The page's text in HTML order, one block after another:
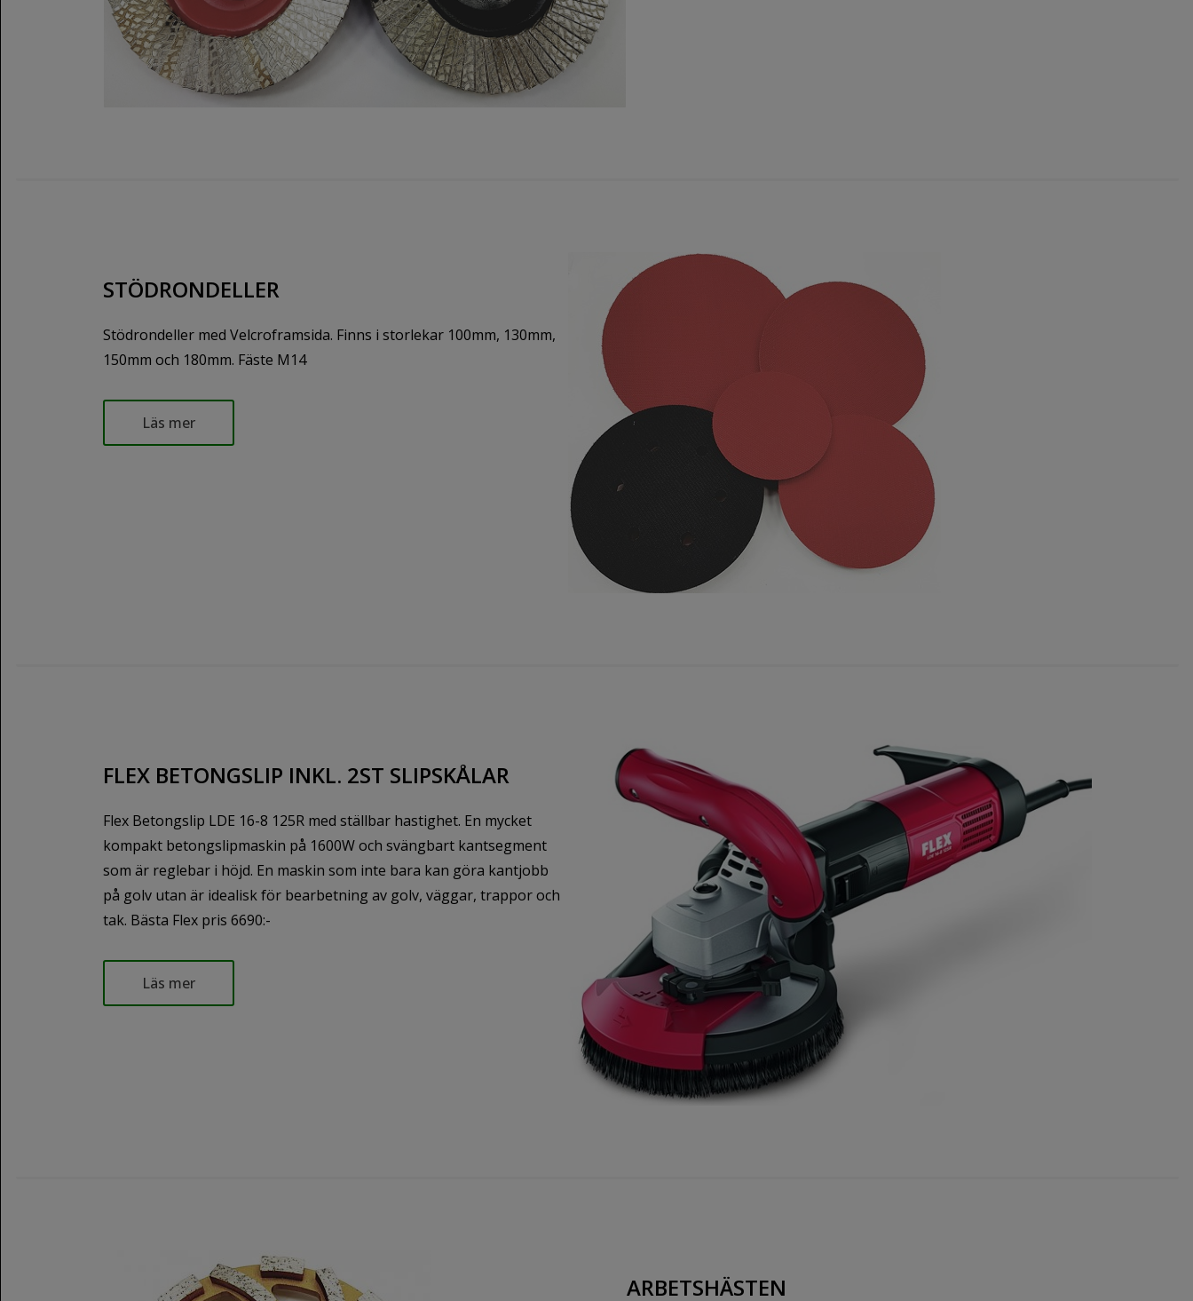
STÖDRONDELLER
Stödrondeller med Velcroframsida. Finns i storlekar 100mm, 130mm,
150mm och 180mm. Fäste M14
Läs mer
FLEX BETONGSLIP INKL. 2ST SLIPSKÅLAR
Flex Betongslip LDE 16-8 125R med ställbar hastighet. En mycket
kompakt betongslipmaskin på 1600W och svängbart kantsegment
som är reglebar i höjd. En maskin som inte bara kan göra kantjobb
på golv utan är idealisk för bearbetning av golv, väggar, trappor och
tak. Bästa Flex pris 6690:-
Läs mer
ARBETSHÄSTEN